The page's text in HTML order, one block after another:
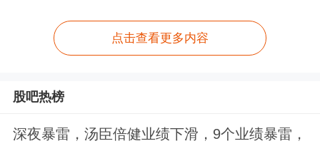
点击查看更多内容
股吧热榜
深夜暴雷，汤臣倍健业绩下滑，9个业绩暴雷，